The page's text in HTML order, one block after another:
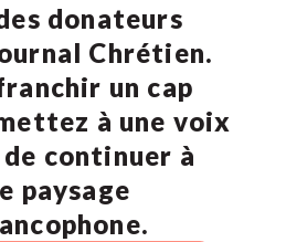
donateurs
Chrétien.
un cap
à une voix
continuer à
paysage